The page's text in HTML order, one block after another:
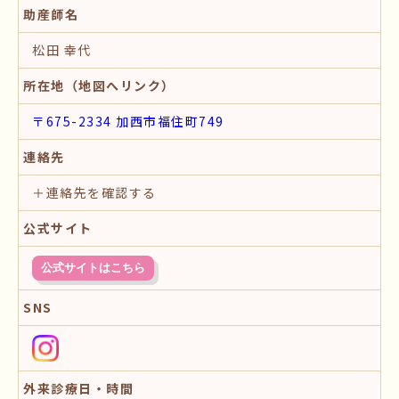
助産師名
松田 幸代
所在地（地図へリンク）
〒675-2334 加西市福住町749
連絡先
＋連絡先を確認する
公式サイト
公式サイトはこちら
SNS
外来診療日・時間